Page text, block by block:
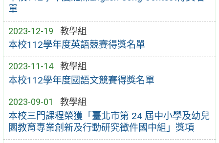
單
2023-12-19 教學組
本校112學年度英語競賽得獎名單
2023-11-14 教學組
本校112學年度國語文競賽得獎名單
2023-09-01 教學組
本校三門課程榮獲「臺北市第 24 屆中小學及幼兒
園教育專業創新及行動研究徵件國中組」獎項